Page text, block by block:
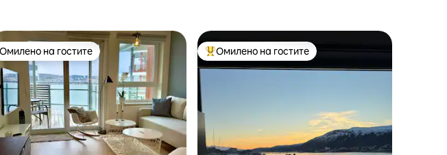
Омилено на гостите
Омилено на гостите Меѓу најуспешните „Омилени на гостите“
Омилено на гостите